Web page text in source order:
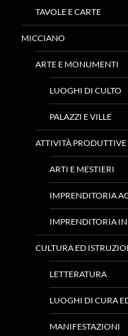
TAVOLE E CARTE
MICCIANO
ARTE E MONUMENTI
LUOGHI DI CULTO
PALAZZI E VILLE
ATTIVITÀ PRODUTTIVE
ARTI E MESTIERI
IMPRENDITORIA
IMPRENDITORIA
CULTURA ED
LETTERATURA
LUOGHI DI CURA
MANIFESTAZIONI